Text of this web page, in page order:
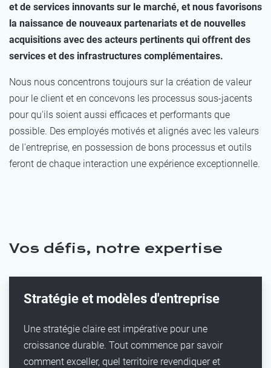
et de services innovants sur le marché, et nous favorisons
la naissance de nouveaux partenariats et de nouvelles
acquisitions avec des acteurs pertinents qui offrent des
services et des infrastructures complémentaires.
Nous nous concentrons toujours sur la création de valeur
pour le client et en concevons les processus sous-jacents
pour qu'ils soient aussi efficaces et performants que
possible. Des employés motivés et alignés avec les valeurs
de l'entreprise, en possession de bons processus et outils
feront de chaque interaction une expérience exceptionnelle.
Vos défis, notre expertise
Stratégie et modèles d'entreprise
Une stratégie claire est impérative pour une
croissance durable. Tout commence par savoir
comment exceller, quel territoire revendiquer et